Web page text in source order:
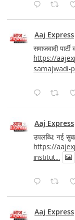
Aaj Express
समाजवादी
https://
samajwadi-
Aaj Express
उपलब्धि: नई
https://
institut...
Aaj Express